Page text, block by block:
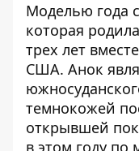
Моделью года
которая
трех лет
США. Анок
темнокожей
открывшей
в этом году по